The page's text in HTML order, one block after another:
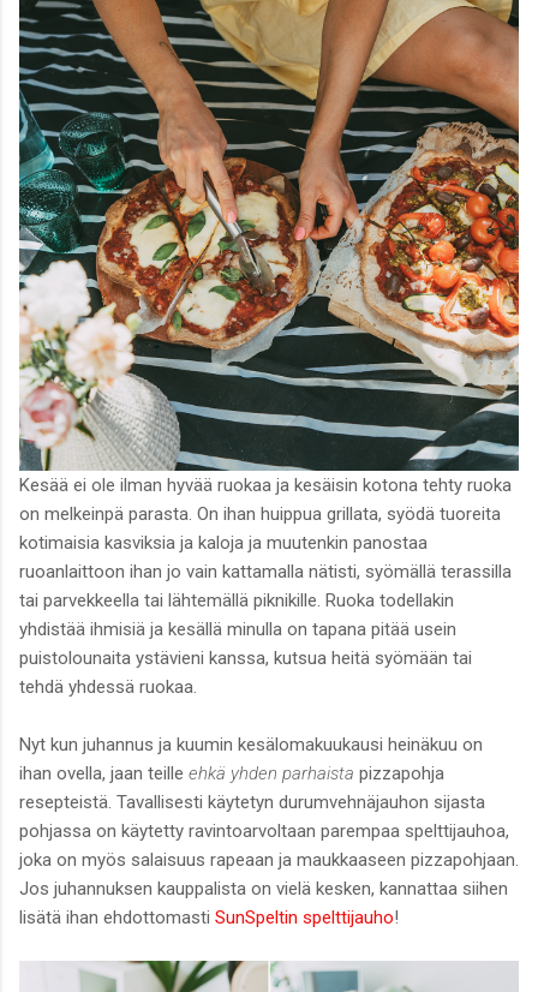
Kesää ei ole ilman hyvää ruokaa ja kesäisin kotona tehty ruoka
on melkeinpä parasta. On ihan huippua grillata, syödä tuoreita
kotimaisia kasviksia ja kaloja ja muutenkin panostaa
ruoanlaittoon ihan jo vain kattamalla nätisti, syömällä terassilla
tai parvekkeella tai lähtemällä piknikille. Ruoka todellakin
yhdistää ihmisiä ja kesällä minulla on tapana pitää usein
puistolounaita ystävieni kanssa, kutsua heitä syömään tai
tehdä yhdessä ruokaa.
Nyt kun juhannus ja kuumin kesälomakuukausi heinäkuu on
ihan ovella, jaan teille ehkä yhden parhaista pizzapohja
resepteistä. Tavallisesti käytetyn durumvehnäjauhon sijasta
pohjassa on käytetty ravintoarvoltaan parempaa spelttijauhoa,
joka on myös salaisuus rapeaan ja maukkaaseen pizzapohjaan.
Jos juhannuksen kauppalista on vielä kesken, kannattaa siihen
lisätä ihan ehdottomasti SunSpeltin spelttijauho!